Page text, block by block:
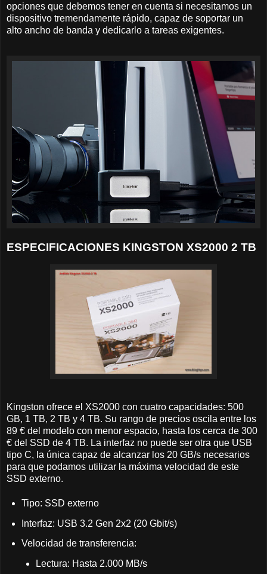
opciones que debemos tener en cuenta si necesitamos un
dispositivo tremendamente rápido, capaz de soportar un
alto ancho de banda y dedicarlo a tareas exigentes.
ESPECIFICACIONES KINGSTON XS2000 2 TB
Kingston ofrece el XS2000 con cuatro capacidades: 500
GB, 1 TB, 2 TB y 4 TB. Su rango de precios oscila entre los
89 € del modelo con menor espacio, hasta los cerca de 300
€ del SSD de 4 TB. La interfaz no puede ser otra que USB
tipo C, la única capaz de alcanzar los 20 GB/s necesarios
para que podamos utilizar la máxima velocidad de este
SSD externo.
Tipo: SSD externo
Interfaz: USB 3.2 Gen 2x2 (20 Gbit/s)
Velocidad de transferencia:
Lectura: Hasta 2.000 MB/s